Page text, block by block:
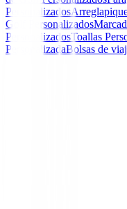
Personalizados
Golf Personalizados
PersonalizadosToallas
PersonalizadaBolsas de